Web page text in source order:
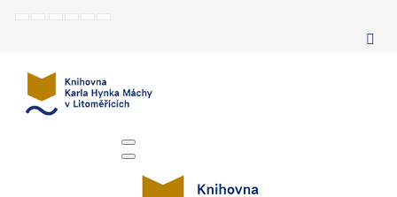
Default
Night
SetSetMakeSet